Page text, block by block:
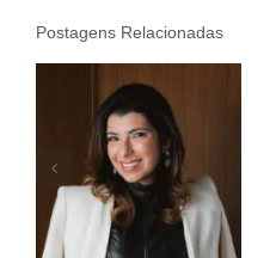
Postagens Relacionadas